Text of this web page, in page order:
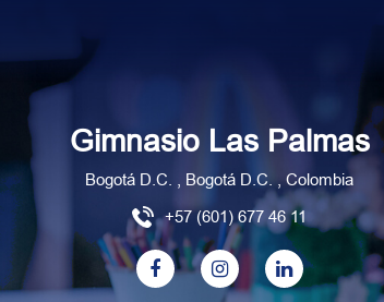
Gimnasio Las Palmas
Bogotá D.C. , Bogotá D.C. , Colombia
+57 (601) 677 46 11